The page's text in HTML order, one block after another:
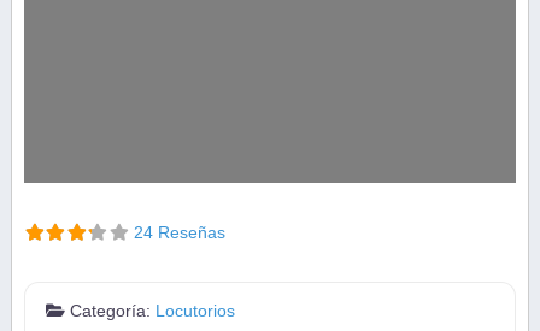
24 Reseñas
Categoría: Locutorios